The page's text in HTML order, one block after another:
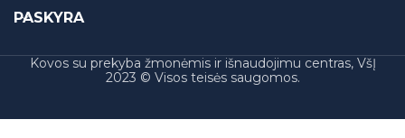
PASKYRA
Kovos su prekyba žmonėmis ir išnaudojimu centras, VšĮ
2023 © Visos teisės saugomos.